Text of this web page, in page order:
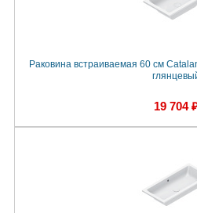
Раковина встраиваемая 60 см
19 704